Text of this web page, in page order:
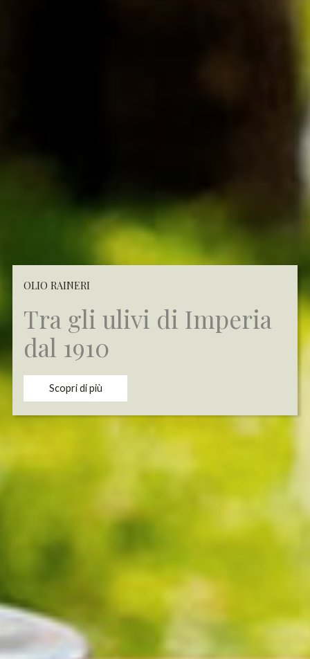
OLIO RAINERI
Tra gli ulivi di Imperia
dal 1910
Scopri di più